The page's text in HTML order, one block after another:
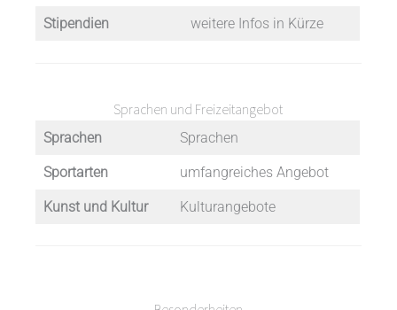
Stipendien weitere Infos in Kürze
Sprachen und Freizeitangebot
Sprachen Sprachen
Sportarten umfangreiches Angebot
Kunst und Kultur Kulturangebote